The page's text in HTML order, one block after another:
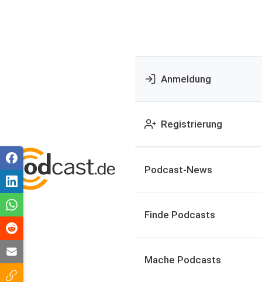
Anmeldung
Registrierung
Podcast-News
Finde Podcasts
Mache Podcasts